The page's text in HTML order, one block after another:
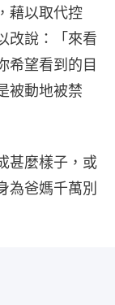
藉以取代控
改說：「來看
希望看到的目
被動地被禁
甚麼樣子，或
為爸媽千萬別